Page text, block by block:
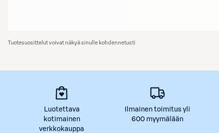
Tuotesuosittelut voivat näkyä sinulle kohdennetusti
Luotettava
kotimainen
verkkokauppa
Ilmainen toimitus yli
600 myymälään